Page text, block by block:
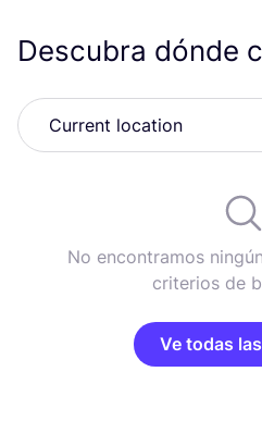
Descubra dónde
No encontramos
criterios de
Ve todas